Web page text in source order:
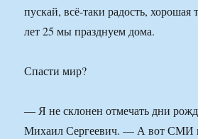
пускай, всё-таки радость,
лет 25 мы празднуем дома.
Спасти мир?
— Я не склонен отмечать дни
Михаил Сергеевич. — А вот СМИ